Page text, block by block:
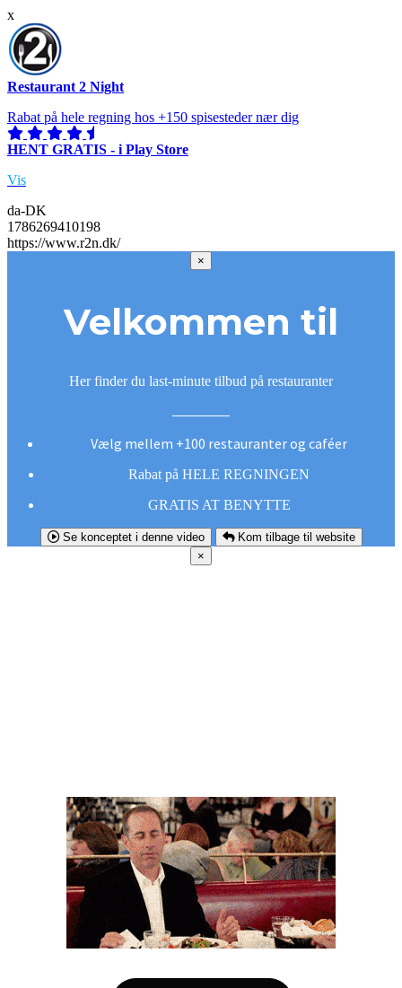
x
Restaurant 2 Night
Rabat på hele regning hos +150 spisesteder nær dig
HENT GRATIS - i Play Store
Vis
da-DK
1786269410198
https://www.r2n.dk/
×
Velkommen til
Her finder du last-minute tilbud på restauranter
Vælg mellem +100 restauranter og caféer
Rabat på HELE REGNINGEN
GRATIS AT BENYTTE
Se konceptet i denne video
Kom tilbage til website
×